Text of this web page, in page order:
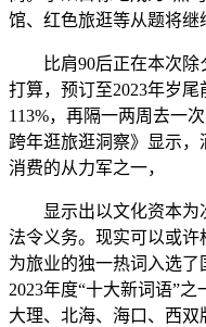
馆、红色旅逛等从题将继
比肩90后正在本次除
打算，预订至2023年岁
113%，再隔一两周去一
跨年逛旅逛洞察》显示
消费的从力军之一，
显示出以文化资本为
法令义务。现实可以或许
为旅业的独一热词入选
2023年度“十大新词语”
大理、北海、海口、西